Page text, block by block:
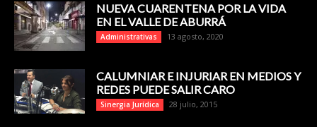
NUEVA CUARENTENA POR LA VIDA
EN EL VALLE DE ABURRÁ
Administrativas 13 agosto, 2020
CALUMNIAR E INJURIAR EN MEDIOS Y
REDES PUEDE SALIR CARO
Sinergia Jurídica 28 julio, 2015